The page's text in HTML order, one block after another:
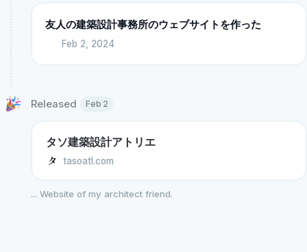
友人の建築設計事務所のウェブサイトを作った
Feb 2, 2024
Released Feb 2
タソ建築設計アトリエ
tasoatl.com
... Website of my architect friend.